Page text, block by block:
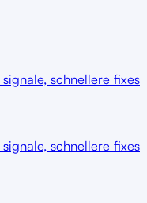
schnellere fixes
schnellere fixes